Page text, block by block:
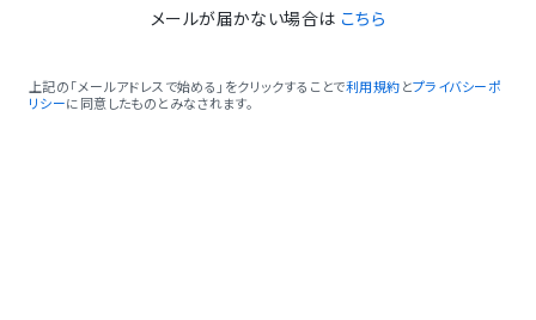
メールが届かない場合は こちら
上記の「メールアドレスで始める」をクリックすることで利用規約 とプライバシーポ
リシーに同意したものとみなされます。